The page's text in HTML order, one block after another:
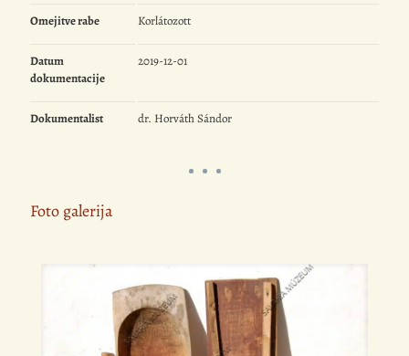
Omejitve rabe Korlátozott
Datum
dokumentacije
2019-12-01
Dokumentalist dr. Horváth Sándor
Foto galerija